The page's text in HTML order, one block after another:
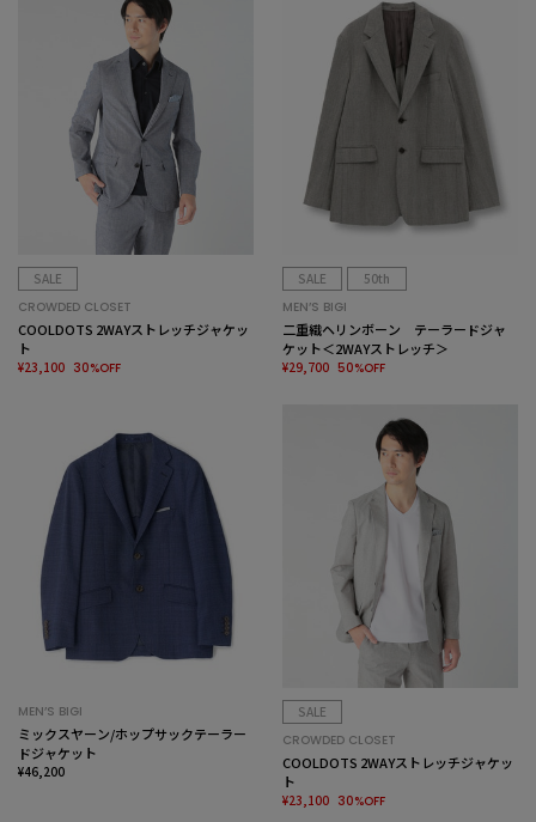
SALE
CROWDED CLOSET
COOLDOTS 2WAYストレッチジャケッ
ト
¥23,100 30%OFF
SALE
50th
MEN’S BIGI
二重織ヘリンボーン テーラードジャ
ケット＜2WAYストレッチ＞
¥29,700 50%OFF
MEN’S BIGI
ミックスヤーン/ホップサックテーラー
ドジャケット
¥46,200
SALE
CROWDED CLOSET
COOLDOTS 2WAYストレッチジャケッ
ト
¥23,100 30%OFF